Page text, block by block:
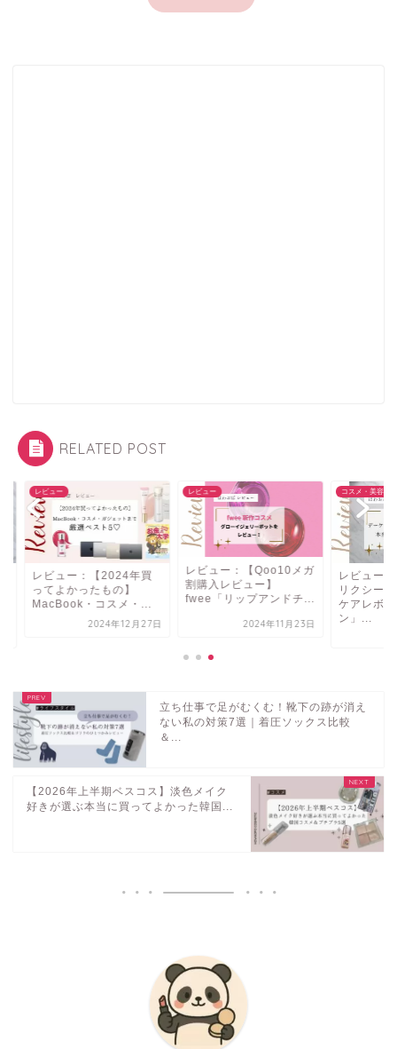
RELATED POST
ュー：【2024年買
よかったもの】
・コスメ・...
2024年12月27日
レビュー
レビュー：【Qoo10メガ
割購入レビュー】
fwee「リップアンドチ...
2024年11月23日
レビュー：【口コミ
リクシールの下地「
ケアレボリューショ
ン」...
立ち仕事で足がむくむ！靴下の跡が消え
ない私の対策7選｜着圧ソックス比較
＆...
【2026年上半期ベスコス】淡色メイク
好きが選ぶ本当に買ってよかった韓国...